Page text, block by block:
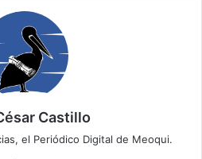
Castillo
el Periódico Digital de Meoqui.